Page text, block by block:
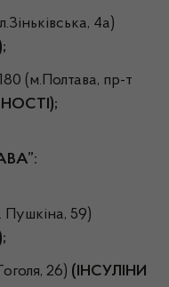
4а)
(м.Полтава, пр-т
Пушкіна, 59)
26) (ІНСУЛІНИ